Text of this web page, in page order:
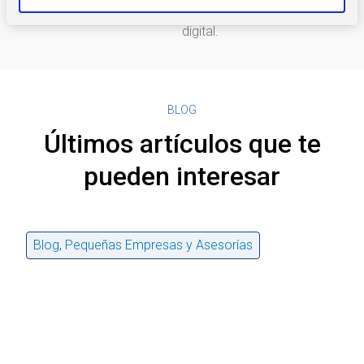
m
una gestión más inteligente.
paso de la transformación
digital.
BLOG
Últimos artículos que te
pueden interesar
Blog, Pequeñas Empresas y Asesorías